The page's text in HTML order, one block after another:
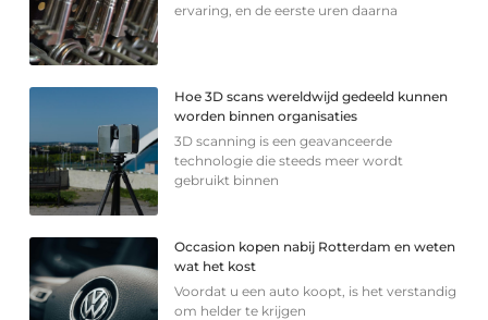
ervaring, en de eerste uren daarna
Hoe 3D scans wereldwijd gedeeld kunnen
worden binnen organisaties
3D scanning is een geavanceerde
technologie die steeds meer wordt
gebruikt binnen
Occasion kopen nabij Rotterdam en weten
wat het kost
Voordat u een auto koopt, is het verstandig
om helder te krijgen